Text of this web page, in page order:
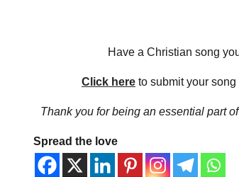
Have a Christian song
Click here to submit your
Thank you for being an essential part
Spread the love